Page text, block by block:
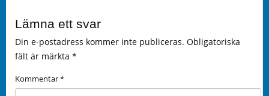
Lämna ett svar
Din e-postadress kommer inte publiceras. Obligatoriska
fält är märkta *
Kommentar*